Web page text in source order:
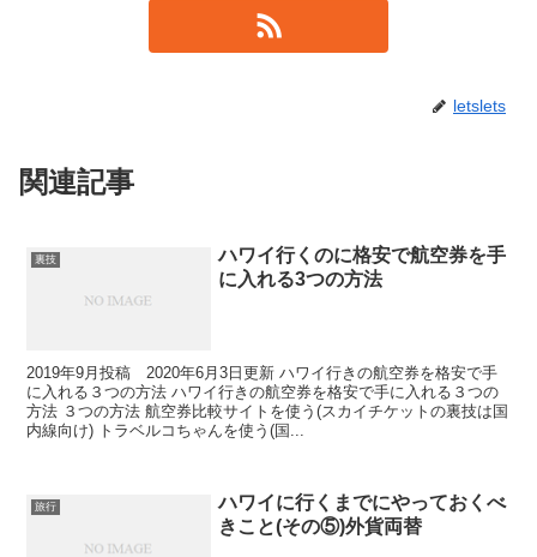
letslets
関連記事
裏技
ハワイ行くのに格安で航空券を手
に入れる3つの方法
2019年9月投稿 2020年6月3日更新 ハワイ行きの航空券を格安で手
に入れる３つの方法 ハワイ行きの航空券を格安で手に入れる３つの
方法 ３つの方法 航空券比較サイトを使う(スカイチケットの裏技は国
内線向け) トラベルコちゃんを使う(国...
旅行
ハワイに行くまでにやっておくべ
きこと(その⑤)外貨両替